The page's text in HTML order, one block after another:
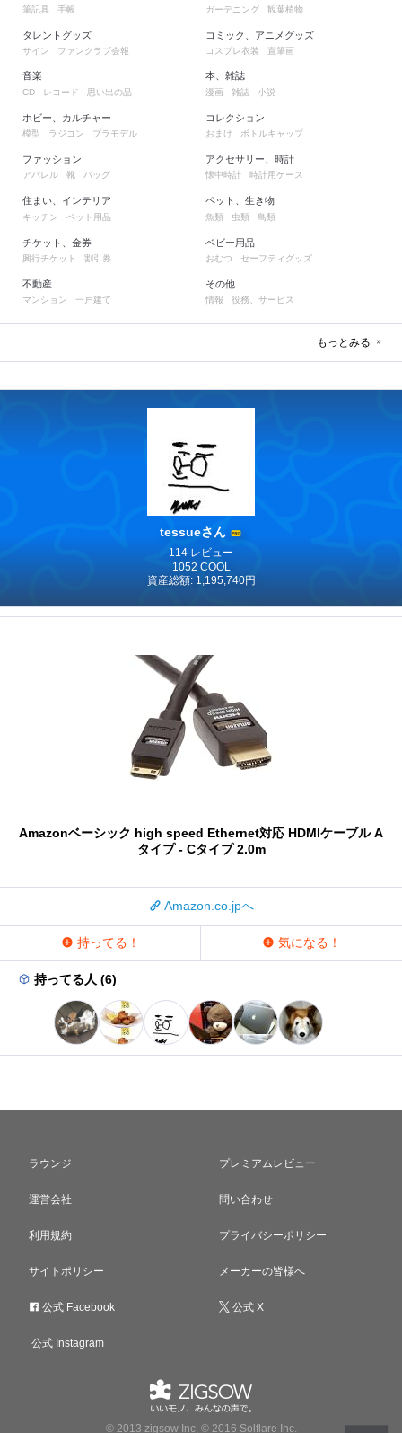
筆記具 手帳
タレントグッズ
サイン ファンクラブ会報
ガーデニング 観葉植物
コミック、アニメグッズ
コスプレ衣装 直筆画
音楽
CD レコード 思い出の品
ホビー、カルチャー
模型 ラジコン プラモデル
ファッション
アパレル 靴 バッグ
住まい、インテリア
キッチン ペット用品
チケット、金券
興行チケット 割引券
不動産
マンション 一戸建て
本、雑誌
漫画 雑誌 小説
コレクション
おまけ ボトルキャップ
アクセサリー、時計
懐中時計 時計用ケース
ペット、生き物
魚類 虫類 鳥類
ベビー用品
おむつ セーフティグッズ
その他
情報 役務、サービス
もっとみる
tessueさん
114 レビュー
1052 COOL
資産総額: 1,195,740円
Amazonベーシック high speed Ethernet対応 HDMIケーブル A
タイプ - Cタイプ 2.0m
Amazon.co.jpへ
持ってる！ 気になる！
持ってる人 (6)
ラウンジ プレミアムレビュー
運営会社 問い合わせ
利用規約 プライバシーポリシー
サイトポリシー メーカーの皆様へ
公式 Facebook 公式 X
公式 Instagram
© 2013 zigsow Inc, © 2016 Solflare Inc.